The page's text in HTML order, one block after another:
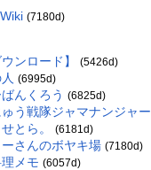
(7180d)
ウンロード】
(5426d)
(6995d)
んくろう (6825d)
ゅう戦隊ジャマナンジャー
とら。 (6181d)
さんのボヤキ場 (7180d)
メモ (6057d)